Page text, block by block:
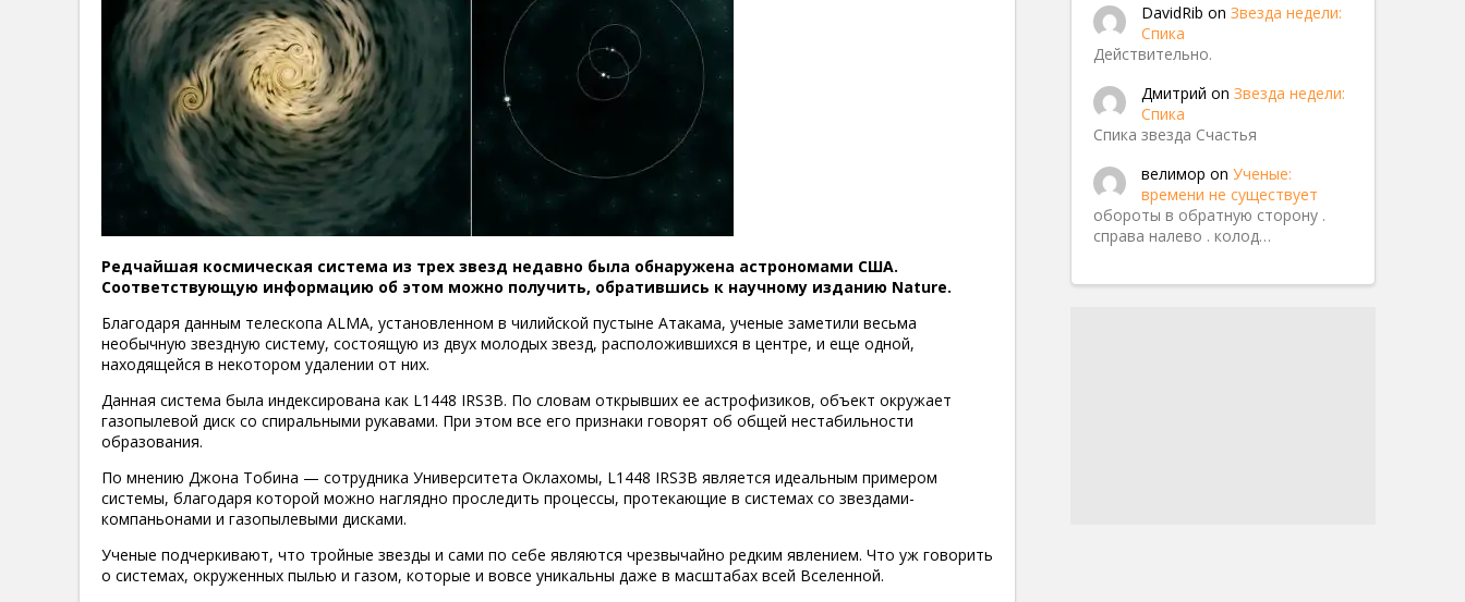
Редчайшая космическая система из трех звезд недавно была обнаружена астрономами США.
Соответствующую информацию об этом можно получить, обратившись к научному изданию Nature.
Благодаря данным телескопа ALMA, установленном в чилийской пустыне Атакама, ученые заметили весьма
необычную звездную систему, состоящую из двух молодых звезд, расположившихся в центре, и еще одной,
находящейся в некотором удалении от них.
Данная система была индексирована как L1448 IRS3B. По словам открывших ее астрофизиков, объект окружает
газопылевой диск со спиральными рукавами. При этом все его признаки говорят об общей нестабильности
образования.
По мнению Джона Тобина — сотрудника Университета Оклахомы, L1448 IRS3B является идеальным примером
системы, благодаря которой можно наглядно проследить процессы, протекающие в системах со звездами-
компаньонами и газопылевыми дисками.
Ученые подчеркивают, что тройные звезды и сами по себе являются чрезвычайно редким явлением. Что уж говорить
о системах, окруженных пылью и газом, которые и вовсе уникальны даже в масштабах всей Вселенной.
DavidRib on Звезда недели:
Спика
Действительно.
Дмитрий on Звезда недели:
Спика
Спика звезда Счастья
велимор on Ученые:
времени не существует
обороты в обратную сторону .
справа налево . колод…